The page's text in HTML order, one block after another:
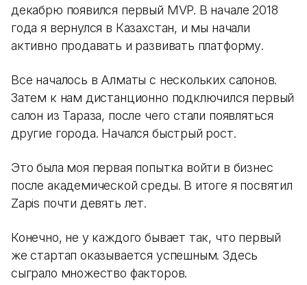
декабрю появился первый MVP. В начале 2018
года я вернулся в Казахстан, и мы начали
активно продавать и развивать платформу.
Все началось в Алматы с нескольких салонов.
Затем к нам дистанционно подключился первый
салон из Тараза, после чего стали появляться
другие города. Начался быстрый рост.
Это была моя первая попытка войти в бизнес
после академической среды. В итоге я посвятил
Zapis почти девять лет.
Конечно, не у каждого бывает так, что первый
же стартап оказывается успешным. Здесь
сыграло множество факторов.